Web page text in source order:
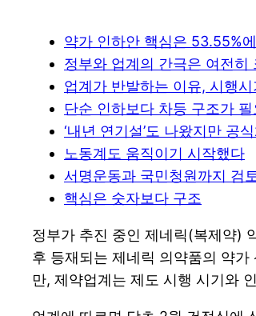
약가 인하안 핵심은 53.55%
정부와 업계의 간극은 여전히
업계가 반발하는 이유, 시행
단순 인하보다 차등 구조가
‘내년 연기설’도 나왔지만 공
노동계도 움직이기 시작했다
서명운동과 국민청원까지 검토
핵심은 숫자보다 구조
정부가 추진 중인 제네릭(복제약)
후 등재되는 제네릭 의약품의 약
만, 제약업계는 제도 시행 시기와